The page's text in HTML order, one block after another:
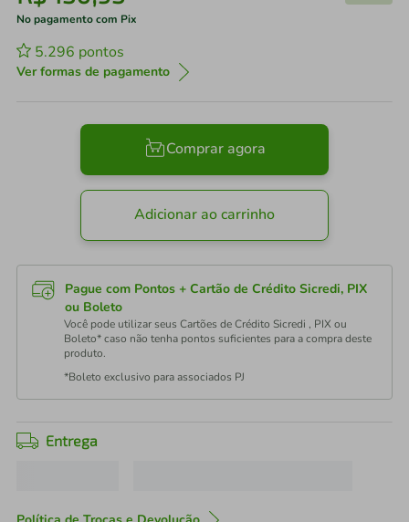
No pagamento com Pix
5.296 pontos
Ver formas de pagamento
Comprar agora
Adicionar ao carrinho
Pague com Pontos + Cartão de Crédito Sicredi, PIX
ou Boleto
Você pode utilizar seus Cartões de Crédito Sicredi , PIX ou
Boleto* caso não tenha pontos suficientes para a compra deste
produto.
*Boleto exclusivo para associados PJ
Entrega